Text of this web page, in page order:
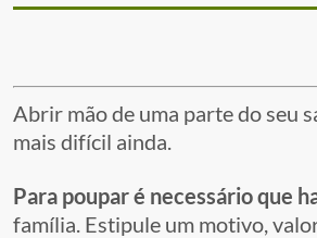
Abrir mão de uma parte do seu
mais difícil ainda.
Para poupar é necessário que
família. Estipule um motivo,